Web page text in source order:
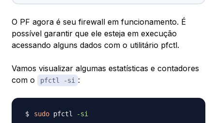
O PF agora é seu firewall em funcionamento. É
possível garantir que ele esteja em execução
acessando alguns dados com o utilitário pfctl.
Vamos visualizar algumas estatísticas e contadores
com o
pfctl -si :
sudo pfctl -si